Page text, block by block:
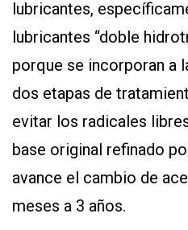
lubricantes,
lubricantes “doble
porque se incorporan a
dos etapas de
evitar los radicales
base original refinado
avance el cambio de
meses a 3 años.